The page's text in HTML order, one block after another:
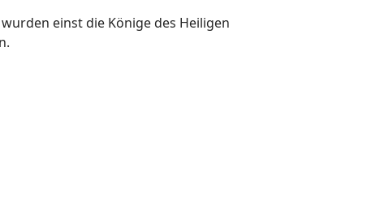
einst die Könige des Heiligen